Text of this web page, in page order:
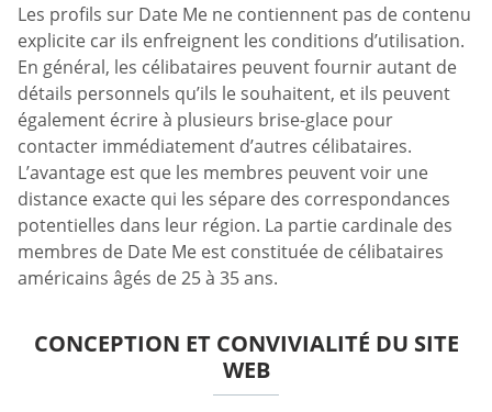
Les profils sur Date Me ne contiennent pas de contenu
explicite car ils enfreignent les conditions d’utilisation.
En général, les célibataires peuvent fournir autant de
détails personnels qu’ils le souhaitent, et ils peuvent
également écrire à plusieurs brise-glace pour
contacter immédiatement d’autres célibataires.
L’avantage est que les membres peuvent voir une
distance exacte qui les sépare des correspondances
potentielles dans leur région. La partie cardinale des
membres de Date Me est constituée de célibataires
américains âgés de 25 à 35 ans.
CONCEPTION ET CONVIVIALITÉ DU SITE
WEB